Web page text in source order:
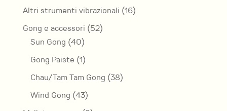
prodotti
Altri strumenti vibrazionali 1616
Gong e accessori 5252
Sun Gong 4040
prodotti
Gong Paiste 11
prodotto
Chau/Tam Tam Gong 3838
Wind Gong 4343
prodotti